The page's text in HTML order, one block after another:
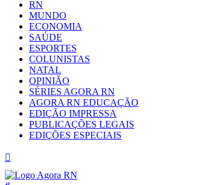
RN
MUNDO
ECONOMIA
SAÚDE
ESPORTES
COLUNISTAS
NATAL
OPINIÃO
SÉRIES AGORA RN
AGORA RN EDUCAÇÃO
EDIÇÃO IMPRESSA
PUBLICAÇÕES LEGAIS
EDIÇÕES ESPECIAIS